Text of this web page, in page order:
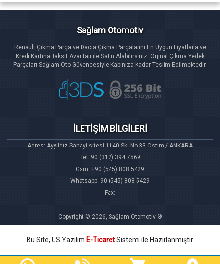
Sağlam Otomotiv
Renault Çıkma Parça ve Dacia Çıkma Parçalarını En Uygun Fiyatlarla ve
Kredi Kartına Taksit Avantajı ile Satın Alabilirsiniz. Orjinal Çıkma Yedek
Parçaları Sağlam Oto Güvencesiyle Kapınıza Kadar Teslim Edilmektedir.
İLETİŞİM BİLGİLERİ
Adres: Ayyıldız Sanayi sitesi 1140 Sk. No:33 Ostim / ANKARA
Tel: 90 (312) 394 7569
Gsm: +90 (545) 808 5429
Whatsapp: 90 (545) 808 5429
Fax:
Copyright © 2026, Sağlam Otomotiv ®
Bu Site, US Yazılım E-TicaretSistemi ile Hazırlanmıştır.